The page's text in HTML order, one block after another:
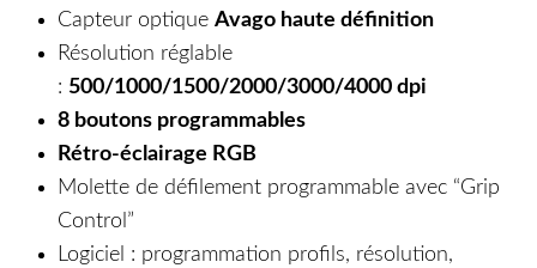
Capteur optique Avago haute définition
Résolution réglable
: 500/1000/1500/2000/3000/4000 dpi
8 boutons programmables
Rétro-éclairage RGB
Molette de défilement programmable avec “Grip
Control”
Logiciel : programmation profils, résolution,